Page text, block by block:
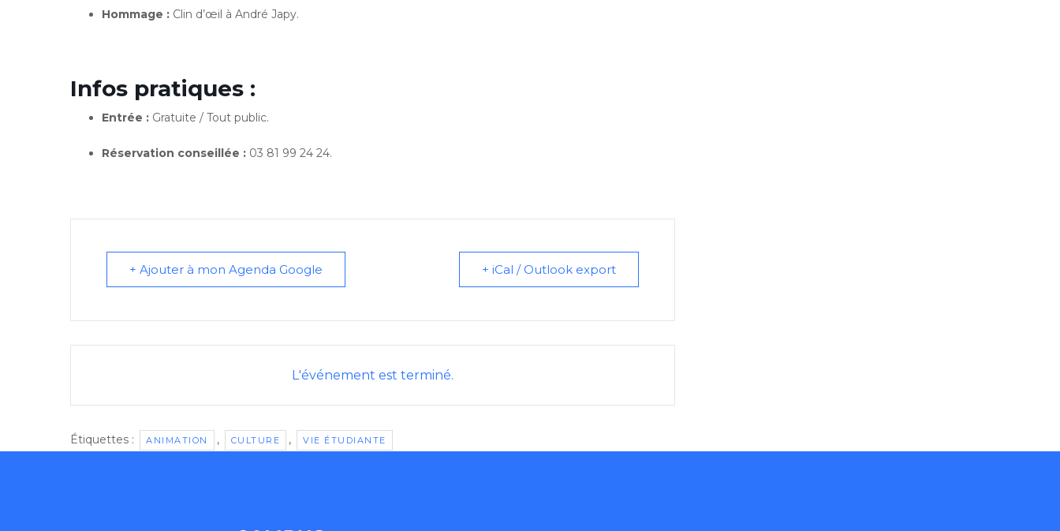
Hommage : Clin d’œil à André Japy.
Infos pratiques :
Entrée : Gratuite / Tout public.
Réservation conseillée : 03 81 99 24 24.
+ Ajouter à mon Agenda Google + iCal / Outlook export
L'événement est terminé.
Étiquettes : ANIMATION , CULTURE , VIE ÉTUDIANTE